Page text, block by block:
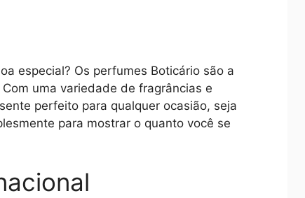
especial? Os perfumes Boticário são a
uma variedade de fragrâncias e
perfeito para qualquer ocasião, seja
para mostrar o quanto você se